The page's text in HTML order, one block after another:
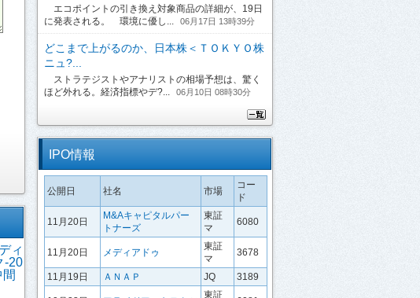
エコポイントの引き換え対象商品の詳細が、19日
に発表される。 環境に優し...
06月17日 13時39分
どこまで上がるのか、日本株＜ＴＯＫＹＯ株
ニュ?...
ストラテジストやアナリストの相場予想は、驚く
ほど外れる。経済指標やデ?...
06月10日 08時30分
IPO情報
公開日 社名 市場
コー
ド
11月20日
M&Aキャピタルパー
トナーズ
東証
マ
6080
11月20日 メディアドゥ
東証
マ
3678
11月19日 ＡＮＡＰ JQ 3189
東証